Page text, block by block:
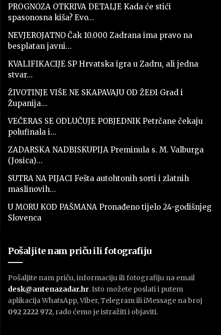
PROGNOZA OTKRIVA DETALJE Kada će stići
spasonosna kiša? Evo…
NEVJEROJATNO Čak 10.000 Zadrana ima pravo na
besplatan javni…
KVALIFIKACIJE SP Hrvatska igra u Zadru, ali jedna
stvar…
ŽIVOTINJE VIŠE NE SKAPAVAJU OD ŽEĐI Grad i
Županija…
VEČERAS SE ODLUČUJE POBJEDNIK Petrčane čekaju
polufinala i…
ZADARSKA NADBISKUPIJA Preminula s. M. Valburga
(Josica)…
SUTRA NA PIJACI Fešta autohtonih sorti i zlatnih
maslinovih…
U MORU KOD PAŠMANA Pronađeno tijelo 24-godišnjeg
Slovenca
Pošaljite nam priču ili fotografiju
Pošaljite nam priču, informaciju ili fotografiju na email
desk@antenazadar.hr. Isto možete poslati i putem
aplikacija WhatsApp, Viber, Telegram ili iMessage na broj
092 2222 972, rado ćemo je istražiti i objaviti.